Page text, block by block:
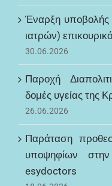
Έναρξη υποβολής
ιατρών)
30.06.2026
Παροχή
δομές υγείας της
26.06.2026
Παράταση
υποψηφίων
esydoctors